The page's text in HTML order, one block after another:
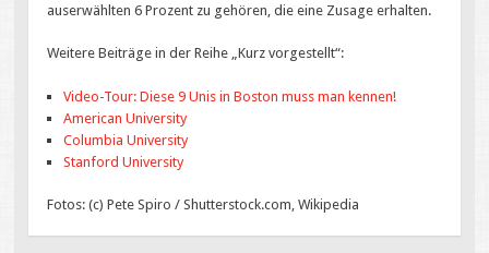
auserwählten 6 Prozent zu gehören, die eine Zusage erhalten.
Weitere Beiträge in der Reihe „Kurz vorgestellt“:
Video-Tour: Diese 9 Unis in Boston muss man kennen!
American University
Columbia University
Stanford University
Fotos: (c) Pete Spiro / Shutterstock.com, Wikipedia